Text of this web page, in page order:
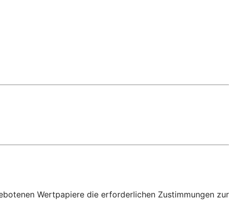
Wertpapiere die erforderlichen Zustimmungen zur